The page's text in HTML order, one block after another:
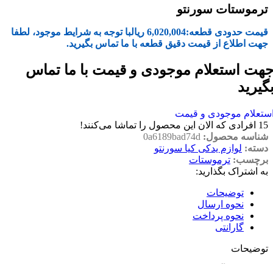
ترموستات سورنتو
قیمت حدودی قطعه:6,020,004 ریالبا توجه به شرایط موجود، لطفا
جهت اطلاع از قیمت دقیق قطعه با ما تماس بگیرید.
استعلام موجودی و قیمت با ما تماس
موجودی و قیمت
15 افرادی که الان این محصول را تماشا می‌کنند!
شناسه محصول: 0a6189bad74d
دسته: لوازم یدکی کیا سورنتو
برچسب: ترموستات
به اشتراک بگذارید:
توضیحات
نحوه ارسال
نحوه پرداخت
گارانتی
توضیحات